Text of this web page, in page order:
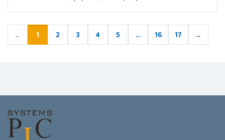
← 1 2 3 4 5 ... 16 17 →